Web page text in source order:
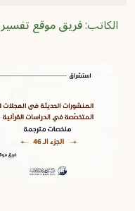
الكاتب:فريق موقع تفسير